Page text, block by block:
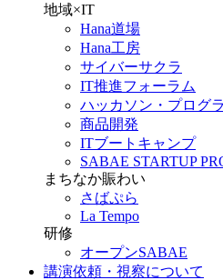
地域×IT
Hana道場
Hana工房
サイバーサクラ
IT推進フォーラム
ハッカソン・プログ
商品開発
ITブートキャンプ
SABAE STARTUP
まちなか賑わい
さばぷら
La Tempo
研修
オープンSABAE
講演依頼・視察について